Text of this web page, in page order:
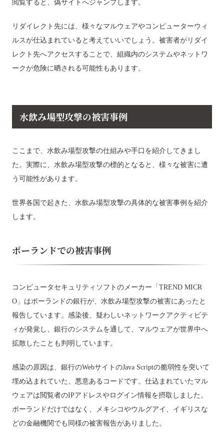
閲覧すると、偽サイトへジャンプします。
リダイレクト先には、様々なマルウェアやコンピューターウィ
ルスが仕込まれていると考えていいでしょう。被害者がリダイ
レクト先へアクセスすることで、組織内のシステムやネットワ
ークが危険に晒される可能性もあります。
水飲み場型攻撃の被害事例
ここまで、水飲み場型攻撃の仕組みや手口を紹介してきまし
た。実際に、水飲み場型攻撃の標的となると、様々な被害に遭
う可能性があります。
世界各国で起きた、水飲み場型攻撃の具体的な被害事例を紹介
します。
ポーランドでの被害事例
コンピュータセキュリティソフトのメーカー「TREND MICR
O」はポーランドの銀行が、水飲み場型攻撃の被害にあったと
報告しています。感染後、疑わしいネットワークアクティビテ
ィが発覚し、銀行のシステムを通して、マルウェアが世界中へ
拡散したことも判明しています。
感染の原因は、銀行のWebサイトのJava Scriptの脆弱性を突いて
埋め込まれていた、悪意あるコードです。仕込まれていたマル
ウェアは閲覧者のIPアドレスやログイン情報を摂取しました。
ポーランドだけではなく、メキシコやウルグアイ、イギリスな
どの金融機関でも同様の被害報告がありました。